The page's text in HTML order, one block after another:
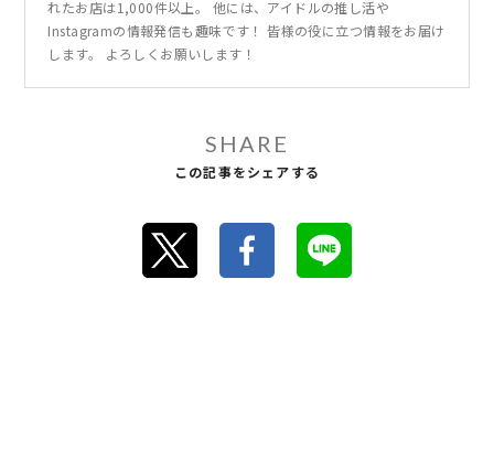
れたお店は1,000件以上。 他には、アイドルの推し活や
Instagramの情報発信も趣味です！ 皆様の役に立つ情報をお届け
します。 よろしくお願いします！
SHARE
この記事をシェアする